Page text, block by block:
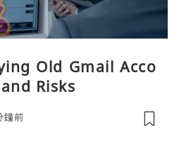
Old Gmail Acco
Risks
鐘前